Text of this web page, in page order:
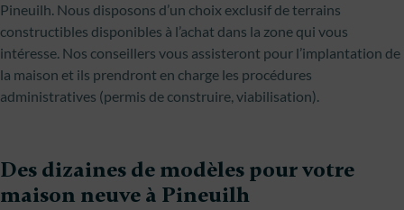
Pineuilh. Nous disposons d’un choix exclusif de terrains
constructibles disponibles à l’achat dans la zone qui vous
intéresse. Nos conseillers vous assisteront pour l’implantation de
la maison et ils prendront en charge les procédures
administratives (permis de construire, viabilisation).
Des dizaines de modèles pour votre
maison neuve à Pineuilh